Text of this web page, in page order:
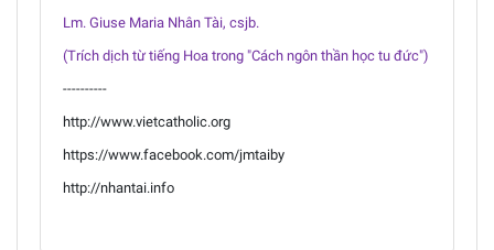
Lm. Giuse Maria Nhân Tài, csjb.
(Trích dịch từ tiếng Hoa trong "Cách ngôn thần học tu đức")
----------
http://www.vietcatholic.org
https://www.facebook.com/jmtaiby
http://nhantai.info